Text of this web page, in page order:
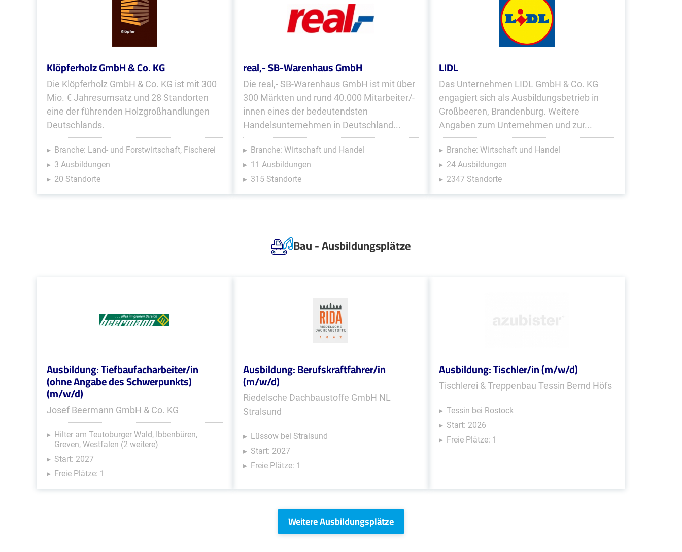
Klöpferholz GmbH & Co. KG
Die Klöpferholz GmbH & Co. KG ist mit 300
Mio. € Jahresumsatz und 28 Standorten
eine der führenden Holzgroßhandlungen
Deutschlands.
Branche: Land- und Forstwirtschaft, Fischerei
3 Ausbildungen
20 Standorte
real,- SB-Warenhaus GmbH
Die real,- SB-Warenhaus GmbH ist mit über
300 Märkten und rund 40.000 Mitarbeiter/-
innen eines der bedeutendsten
Handelsunternehmen in Deutschland...
Branche: Wirtschaft und Handel
11 Ausbildungen
315 Standorte
LIDL
Das Unternehmen LIDL GmbH & Co. KG
engagiert sich als Ausbildungsbetrieb in
Großbeeren, Brandenburg. Weitere
Angaben zum Unternehmen und zur...
Branche: Wirtschaft und Handel
24 Ausbildungen
2347 Standorte
Bau - Ausbildungsplätze
Ausbildung: Tiefbaufacharbeiter/in
(ohne Angabe des Schwerpunkts)
(m/w/d)
Josef Beermann GmbH & Co. KG
Hilter am Teutoburger Wald, Ibbenbüren,
Greven, Westfalen (2 weitere)
Start: 2027
Freie Plätze: 1
Ausbildung: Berufskraftfahrer/in
(m/w/d)
Riedelsche Dachbaustoffe GmbH NL
Stralsund
Lüssow bei Stralsund
Start: 2027
Freie Plätze: 1
Ausbildung: Tischler/in (m/w/d)
Tischlerei & Treppenbau Tessin Bernd Höfs
Tessin bei Rostock
Start: 2026
Freie Plätze: 1
Weitere Ausbildungsplätze